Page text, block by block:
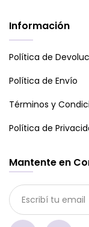
Información
Política de
Política de Envío
Términos y
Política de
Mantente en